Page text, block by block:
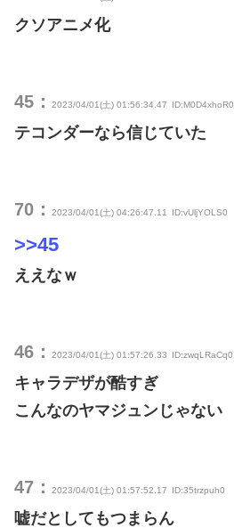
クソアニメ化
45： 2023/04/01(土) 01:56:34.47 ID:M0D4xhoR0
テコンダーなら信じていた
70： 2023/04/01(土) 04:26:47.11 ID:vUljYOLS0
>>45
ええなｗ
46： 2023/04/01(土) 01:57:26.33 ID:zwqLRaCq0
キャラデザが酷すぎ
こんなのヤマジュンじゃない
47： 2023/04/01(土) 01:57:52.17 ID:35trzpuh0
嘘だとしてもつまらん